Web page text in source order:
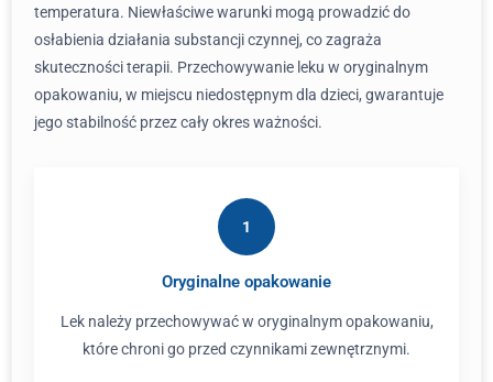
temperatura. Niewłaściwe warunki mogą prowadzić do
osłabienia działania substancji czynnej, co zagraża
skuteczności terapii. Przechowywanie leku w oryginalnym
opakowaniu, w miejscu niedostępnym dla dzieci, gwarantuje
jego stabilność przez cały okres ważności.
1
Oryginalne opakowanie
Lek należy przechowywać w oryginalnym opakowaniu,
które chroni go przed czynnikami zewnętrznymi.